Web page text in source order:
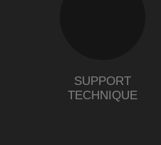
SUPPORT
TECHNIQUE